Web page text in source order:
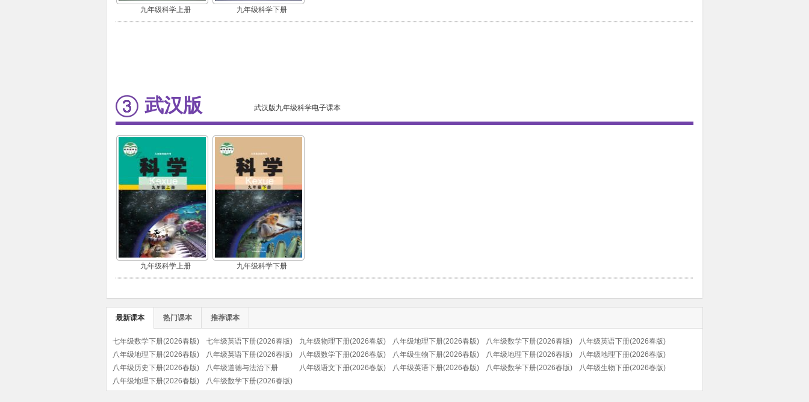
九年级科学上册 九年级科学下册
武汉版 武汉版九年级科学电子课本
九年级科学上册 九年级科学下册
最新课本 热门课本 推荐课本
七年级数学下册(2026春版) 七年级英语下册(2026春版) 九年级物理下册(2026春版) 八年级地理下册(2026春版) 八年级数学下册(2026春版)
八年级英语下册(2026春版)
八年级地理下册(2026春版)
八年级英语下册(2026春版) 八年级数学下册(2026春版) 八年级生物下册(2026春版)
八年级地理下册(2026春版)
(商务星球版)
八年级地理下册(2026春版)
(科普版)
八年级历史下册(2026春版)
(部编版)
八年级道德与法治下册
(2026春版)(部编版)
八年级语文下册(2026春版)
八年级英语下册(2026春版) 八年级数学下册(2026春版)
八年级生物下册(2026春版)
八年级地理下册(2026春版)
八年级数学下册(2026春版)